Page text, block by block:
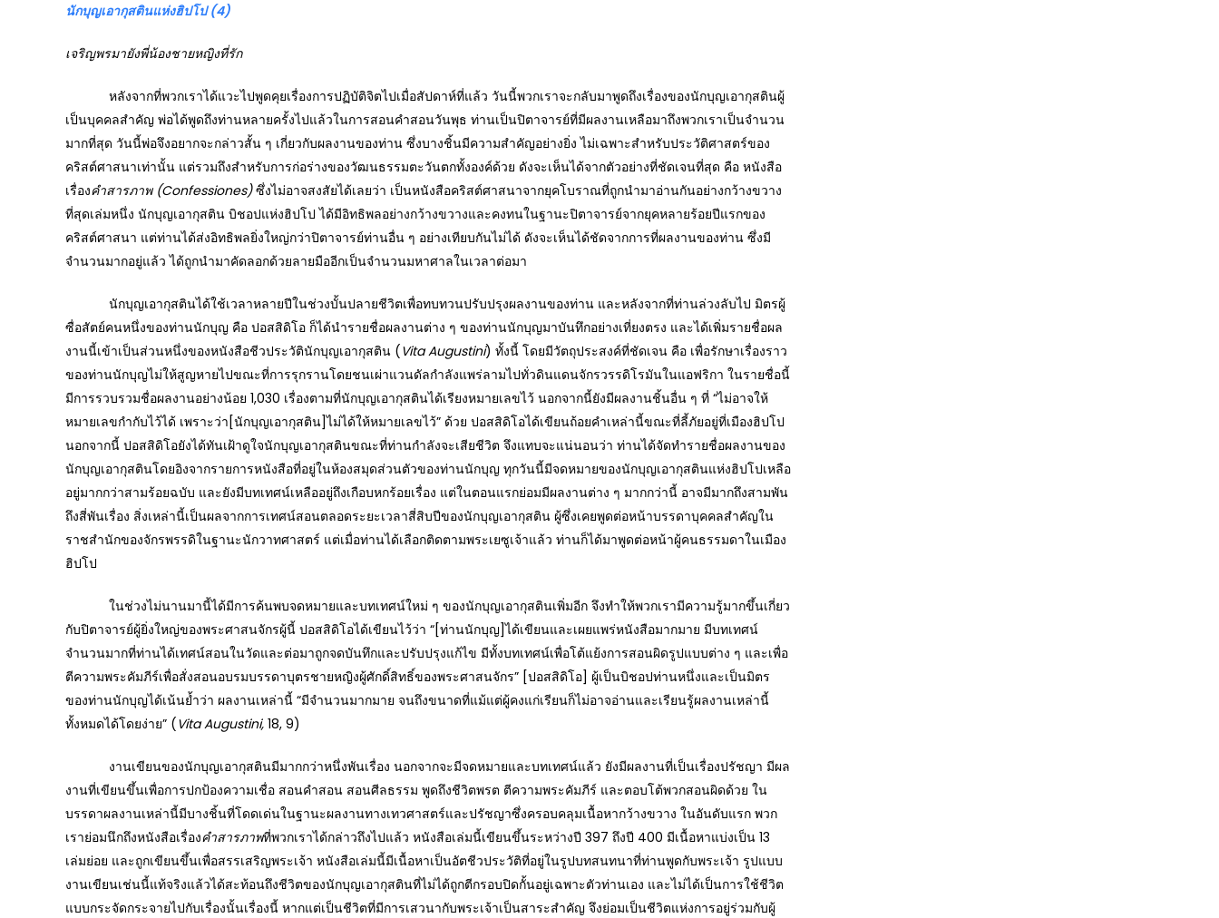
นักบุญเอากุสตินแห่งฮิปโป(4)
เจริญพรมายังพี่น้องชายหญิงที่รัก
หลังจากที่พวกเราได้แวะไปพูดคุยเรื่องการปฏิบัติจิตไปเมื่อสัปดาห์ที่แล้ว วันนี้พวกเราจะกลับมาพูดถึงเรื่องของนักบุญเอากุสตินผู้
เป็นบุคคลสำคัญ พ่อได้พูดถึงท่านหลายครั้งไปแล้วในการสอนคำสอนวันพุธ ท่านเป็นปิตาจารย์ที่มีผลงานเหลือมาถึงพวกเราเป็นจำนวน
มากที่สุด วันนี้พ่อจึงอยากจะกล่าวสั้น ๆ เกี่ยวกับผลงานของท่าน ซึ่งบางชิ้นมีความสำคัญอย่างยิ่ง ไม่เฉพาะสำหรับประวัติศาสตร์ของ
คริสต์ศาสนาเท่านั้น แต่รวมถึงสำหรับการก่อร่างของวัฒนธรรมตะวันตกทั้งองค์ด้วย ดังจะเห็นได้จากตัวอย่างที่ชัดเจนที่สุด คือ หนังสือ
เรื่องคำสารภาพ(Confessiones) ซึ่งไม่อาจสงสัยได้เลยว่า เป็นหนังสือคริสต์ศาสนาจากยุคโบราณที่ถูกนำมาอ่านกันอย่างกว้างขวาง
ที่สุดเล่มหนึ่ง นักบุญเอากุสติน บิชอปแห่งฮิปโป ได้มีอิทธิพลอย่างกว้างขวางและคงทนในฐานะปิตาจารย์จากยุคหลายร้อยปีแรกของ
คริสต์ศาสนา แต่ท่านได้ส่งอิทธิพลยิ่งใหญ่กว่าปิตาจารย์ท่านอื่น ๆ อย่างเทียบกันไม่ได้ ดังจะเห็นได้ชัดจากการที่ผลงานของท่าน ซึ่งมี
จำนวนมากอยู่แล้ว ได้ถูกนำมาคัดลอกด้วยลายมืออีกเป็นจำนวนมหาศาลในเวลาต่อมา
นักบุญเอากุสตินได้ใช้เวลาหลายปีในช่วงบั้นปลายชีวิตเพื่อทบทวนปรับปรุงผลงานของท่าน และหลังจากที่ท่านล่วงลับไป มิตรผู้
ซื่อสัตย์คนหนึ่งของท่านนักบุญ คือ ปอสสิดิโอ ก็ได้นำรายชื่อผลงานต่าง ๆ ของท่านนักบุญมาบันทึกอย่างเที่ยงตรง และได้เพิ่มรายชื่อผล
งานนี้เข้าเป็นส่วนหนึ่งของหนังสือชีวประวัตินักบุญเอากุสติน (Vita Augustini) ทั้งนี้ โดยมีวัตถุประสงค์ที่ชัดเจน คือ เพื่อรักษาเรื่องราว
ของท่านนักบุญไม่ให้สูญหายไปขณะที่การรุกรานโดยชนเผ่าแวนดัลกำลังแพร่ลามไปทั่วดินแดนจักรวรรดิโรมันในแอฟริกา ในรายชื่อนี้
มีการรวบรวมชื่อผลงานอย่างน้อย 1,030 เรื่องตามที่นักบุญเอากุสตินได้เรียงหมายเลขไว้ นอกจากนี้ยังมีผลงานชิ้นอื่น ๆ ที่ “ไม่อาจให้
หมายเลขกำกับไว้ได้ เพราะว่า[นักบุญเอากุสติน]ไม่ได้ให้หมายเลขไว้” ด้วย ปอสสิดิโอได้เขียนถ้อยคำเหล่านี้ขณะที่ลี้ภัยอยู่ที่เมืองฮิปโป
นอกจากนี้ ปอสสิดิโอยังได้ทันเฝ้าดูใจนักบุญเอากุสตินขณะที่ท่านกำลังจะเสียชีวิต จึงแทบจะแน่นอนว่า ท่านได้จัดทำรายชื่อผลงานของ
นักบุญเอากุสตินโดยอิงจากรายการหนังสือที่อยู่ในห้องสมุดส่วนตัวของท่านนักบุญ ทุกวันนี้มีจดหมายของนักบุญเอากุสตินแห่งฮิปโปเหลือ
อยู่มากกว่าสามร้อยฉบับ และยังมีบทเทศน์เหลืออยู่ถึงเกือบหกร้อยเรื่อง แต่ในตอนแรกย่อมมีผลงานต่าง ๆ มากกว่านี้ อาจมีมากถึงสามพัน
ถึงสี่พันเรื่อง สิ่งเหล่านี้เป็นผลจากการเทศน์สอนตลอดระยะเวลาสี่สิบปีของนักบุญเอากุสติน ผู้ซึ่งเคยพูดต่อหน้าบรรดาบุคคลสำคัญใน
ราชสำนักของจักรพรรดิในฐานะนักวาทศาสตร์ แต่เมื่อท่านได้เลือกติดตามพระเยซูเจ้าแล้ว ท่านก็ได้มาพูดต่อหน้าผู้คนธรรมดาในเมือง
ฮิปโป
ในช่วงไม่นานมานี้ได้มีการค้นพบจดหมายและบทเทศน์ใหม่ ๆ ของนักบุญเอากุสตินเพิ่มอีก จึงทำให้พวกเรามีความรู้มากขึ้นเกี่ยว
กับปิตาจารย์ผู้ยิ่งใหญ่ของพระศาสนจักรผู้นี้ ปอสสิดิโอได้เขียนไว้ว่า “[ท่านนักบุญ]ได้เขียนและเผยแพร่หนังสือมากมาย มีบทเทศน์
จำนวนมากที่ท่านได้เทศน์สอนในวัดและต่อมาถูกจดบันทึกและปรับปรุงแก้ไข มีทั้งบทเทศน์เพื่อโต้แย้งการสอนผิดรูปแบบต่าง ๆ และเพื่อ
ตีความพระคัมภีร์เพื่อสั่งสอนอบรมบรรดาบุตรชายหญิงผู้ศักดิ์สิทธิ์ของพระศาสนจักร” [ปอสสิดิโอ] ผู้เป็นบิชอปท่านหนึ่งและเป็นมิตร
ของท่านนักบุญได้เน้นย้ำว่า ผลงานเหล่านี้ “มีจำนวนมากมาย จนถึงขนาดที่แม้แต่ผู้คงแก่เรียนก็ไม่อาจอ่านและเรียนรู้ผลงานเหล่านี้
ทั้งหมดได้โดยง่าย” (Vita Augustini, 18, 9)
งานเขียนของนักบุญเอากุสตินมีมากกว่าหนึ่งพันเรื่อง นอกจากจะมีจดหมายและบทเทศน์แล้ว ยังมีผลงานที่เป็นเรื่องปรัชญา มีผล
งานที่เขียนขึ้นเพื่อการปกป้องความเชื่อ สอนคำสอน สอนศีลธรรม พูดถึงชีวิตพรต ตีความพระคัมภีร์ และตอบโต้พวกสอนผิดด้วย ใน
บรรดาผลงานเหล่านี้มีบางชิ้นที่โดดเด่นในฐานะผลงานทางเทวศาสตร์และปรัชญาซึ่งครอบคลุมเนื้อหากว้างขวาง ในอันดับแรก พวก
เราย่อมนึกถึงหนังสือเรื่องคำสารภาพที่พวกเราได้กล่าวถึงไปแล้ว หนังสือเล่มนี้เขียนขึ้นระหว่างปี 397 ถึงปี 400 มีเนื้อหาแบ่งเป็น 13
เล่มย่อย และถูกเขียนขึ้นเพื่อสรรเสริญพระเจ้า หนังสือเล่มนี้มีเนื้อหาเป็นอัตชีวประวัติที่อยู่ในรูปบทสนทนาที่ท่านพูดกับพระเจ้า รูปแบบ
งานเขียนเช่นนี้แท้จริงแล้วได้สะท้อนถึงชีวิตของนักบุญเอากุสตินที่ไม่ได้ถูกตีกรอบปิดกั้นอยู่เฉพาะตัวท่านเอง และไม่ได้เป็นการใช้ชีวิต
แบบกระจัดกระจายไปกับเรื่องนั้นเรื่องนี้ หากแต่เป็นชีวิตที่มีการเสวนากับพระเจ้าเป็นสาระสำคัญ จึงย่อมเป็นชีวิตแห่งการอยู่ร่วมกับผู้